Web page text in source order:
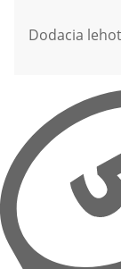
Dodacia